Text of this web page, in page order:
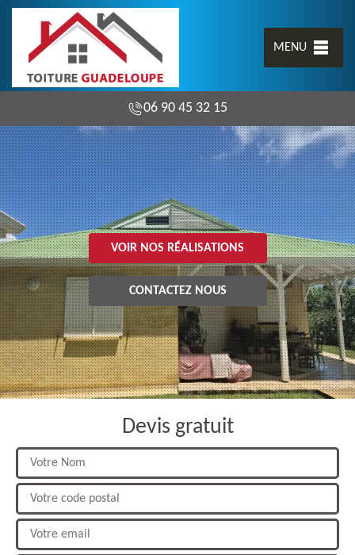
MENU
06 90 45 32 15
VOIR NOS RÉALISATIONS
CONTACTEZ NOUS
Devis gratuit